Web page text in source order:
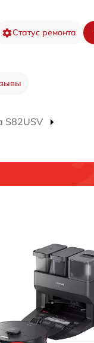
Статус ремонта
S82USV